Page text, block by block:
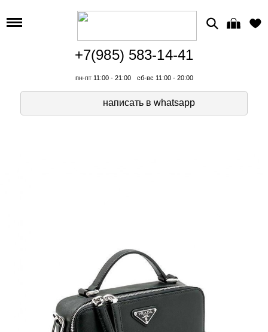
+7(985) 583-14-41
пн-пт 11:00 - 21:00 сб-вс 11:00 - 20:00
написать в whatsapp